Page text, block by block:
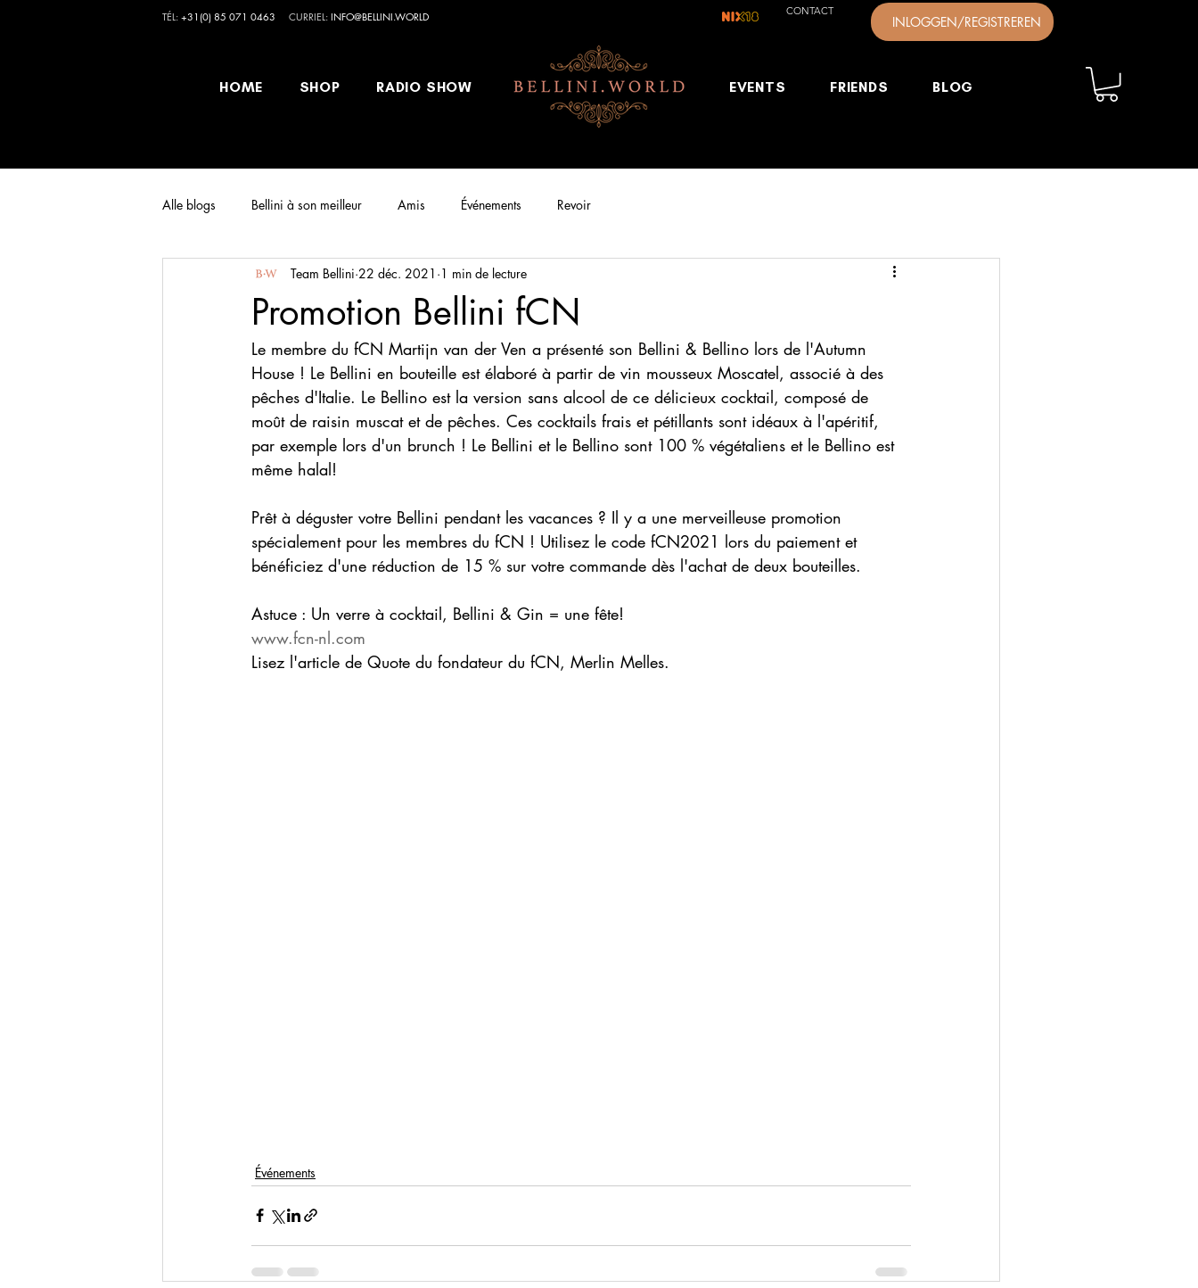
TÉL: +31(0) 85 071 0463 CURRIEL: INFO@BELLINI.WORLD CONTACT
INLOGGEN/REGISTREREN
HOME SHOP RADIO SHOW EVENTS FRIENDS BLOG
Alle blogs Bellini à son meilleur Amis Événements Revoir
Promotion Bellini fCN
Team Bellini 22 déc. 2021 1 min de lecture
Le membre du fCN Martijn van der Ven a présenté son Bellini & Bellino lors de l'Autumn
House ! Le Bellini en bouteille est élaboré à partir de vin mousseux Moscatel, associé à des
pêches d'Italie. Le Bellino est la version sans alcool de ce délicieux cocktail, composé de
moût de raisin muscat et de pêches. Ces cocktails frais et pétillants sont idéaux à l'apéritif,
par exemple lors d'un brunch ! Le Bellini et le Bellino sont 100 % végétaliens et le Bellino est
même halal!
Prêt à déguster votre Bellini pendant les vacances ? Il y a une merveilleuse promotion
spécialement pour les membres du fCN ! Utilisez le code fCN2021 lors du paiement et
bénéficiez d'une réduction de 15 % sur votre commande dès l'achat de deux bouteilles.
Astuce : Un verre à cocktail, Bellini & Gin = une fête!
www.fcn-nl.com
Lisez l'article de Quote du fondateur du fCN, Merlin Melles.
Événements